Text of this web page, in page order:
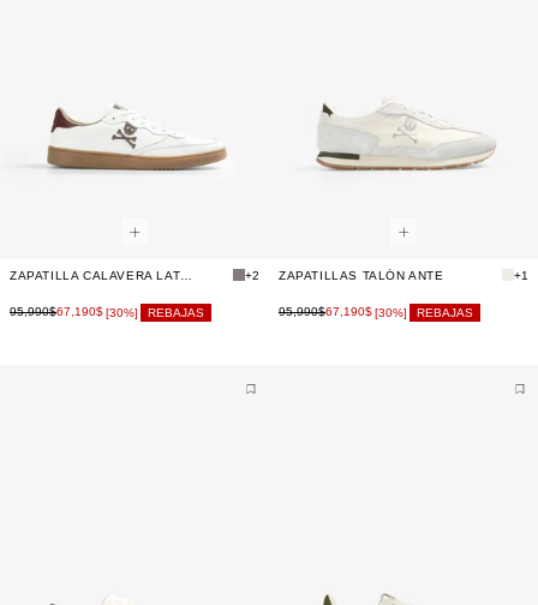
ZAPATILLA CALAVERA LATERAL SUELA CASCO +2
95,990$67,190$[30%] REBAJAS
ZAPATILLAS TALÓN ANTE +1
95,990$67,190$[30%] REBAJAS